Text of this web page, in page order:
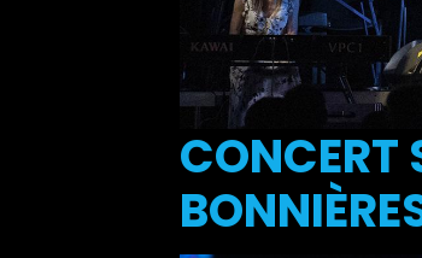
CONCERT